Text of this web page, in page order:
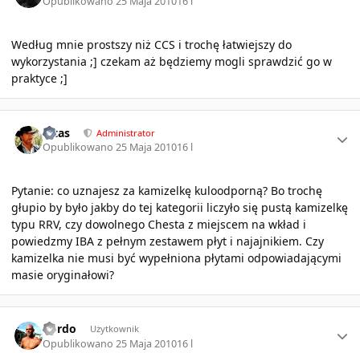
Według mnie prostszy niż CCS i trochę łatwiejszy do
wykorzystania ;] czekam aż będziemy mogli sprawdzić go w
praktyce ;]
Pitas Administrator
Opublikowano25 Maja 201016 l
Pytanie: co uznajesz za kamizelkę kuloodporną? Bo trochę
głupio by było jakby do tej kategorii liczyło się pustą kamizelkę
typu RRV, czy dowolnego Chesta z miejscem na wkład i
powiedzmy IBA z pełnym zestawem płyt i najajnikiem. Czy
kamizelka nie musi być wypełniona płytami odpowiadającymi
masie oryginałowi?
kordo Użytkownik
Opublikowano25 Maja 201016 l